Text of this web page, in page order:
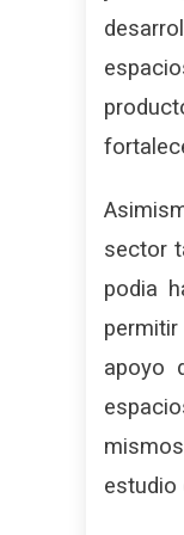
sector
podia
apoyo
estudio